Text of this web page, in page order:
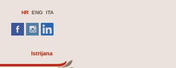
HR ENG ITA
Istrijana